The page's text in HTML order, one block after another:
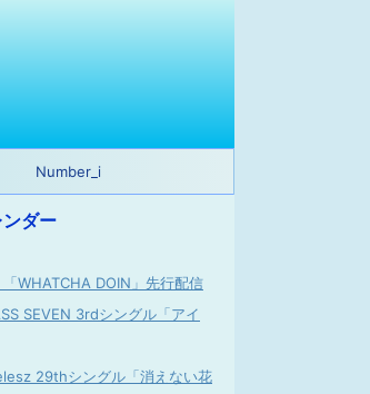
Number_i
ダー
「WHATCHA DOIN」先行配信
SEVEN 3rdシングル「アイ
29thシングル「消えない花